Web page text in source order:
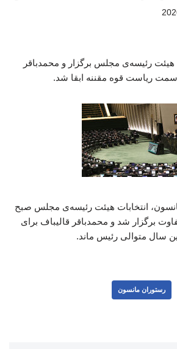
هیئت رئیسه‌ی مجلس برگزار و محمدباقر
سمت ریاست قوه مقننه ابقا شد.
انتخابات هیئت رئیسه‌ی مجلس صبح
برگزار شد و محمدباقر قالیباف برای
سال متوالی رئیس ماند.
رستوران مانسون